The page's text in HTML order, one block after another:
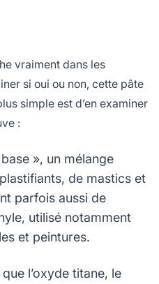
vraiment dans les
si oui ou non, cette pâte
simple est d’en examiner
:
», un mélange
de mastics et
parfois aussi de
utilisé notamment
et peintures.
l’oxyde titane, le